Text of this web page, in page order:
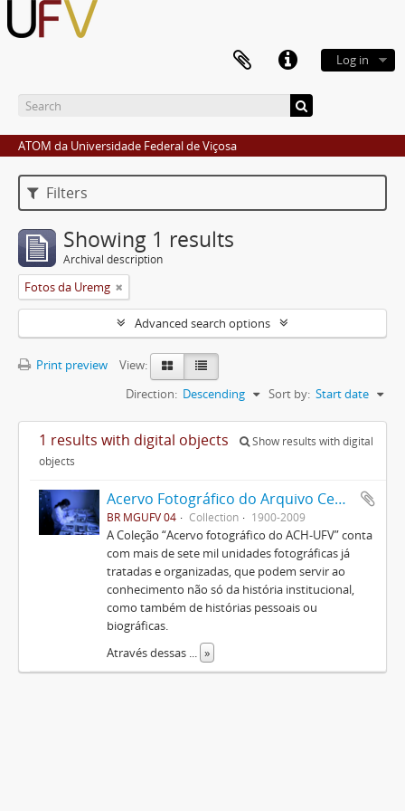
Log in
ATOM da Universidade Federal de Viçosa
Filters
Showing 1 results
Archival description
Fotos da Uremg
Advanced search options
Print preview
View:
Sort by: Start date
Direction: Descending
1 results with digital objects
Show results with digital
objects
Acervo Fotográfico do Arquivo Central Histórico da UFV
BR MGUFV 04 Collection 1900-2009
A Coleção “Acervo fotográfico do ACH-UFV” conta
com mais de sete mil unidades fotográficas já
tratadas e organizadas, que podem servir ao
conhecimento não só da história institucional,
como também de histórias pessoais ou
biográficas.
Através dessas
»